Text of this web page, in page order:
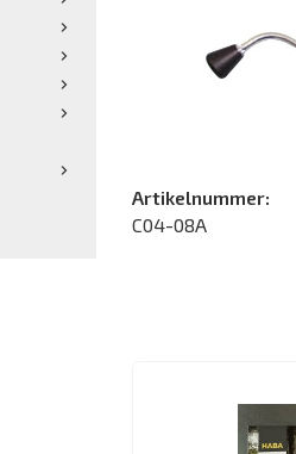
Artikelnummer:
C04-08A